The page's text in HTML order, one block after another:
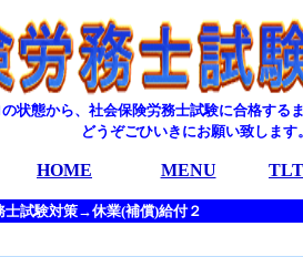
状態から、社会保険労務士試験に合格する
どうぞごひいきにお願い致します。
HOME MENU
士試験対策→休業(補償)給付２